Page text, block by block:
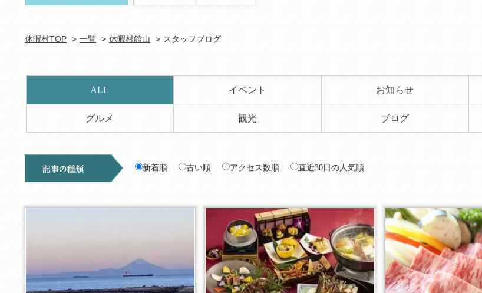
休暇村TOP 一覧 休暇村館山 スタッフブログ
ALL イベント お知らせ
グルメ 観光 ブログ
新着順 古い順 アクセス数順 直近30日の人気順